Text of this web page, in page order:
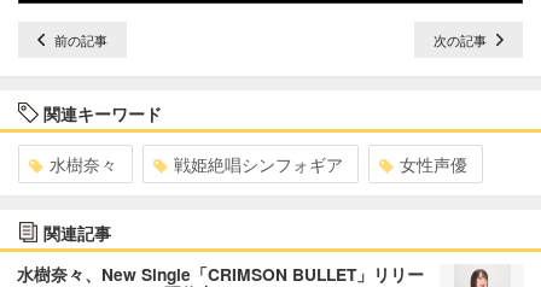
前の記事 次の記事
関連キーワード
水樹奈々 戦姫絶唱シンフォギア 女性声優
関連記事
水樹奈々、New Single「CRIMSON BULLET」リリー